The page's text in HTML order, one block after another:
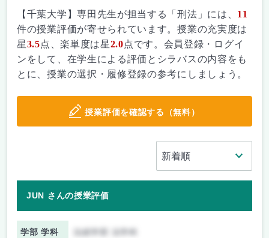
【千葉大学】専田先生が担当する「刑法」には、 11
件の授業評価が寄せられています。授業の充実度は
星3.5点、楽単度は星2.0点です。会員登録・ログイ
ンをして、在学生による評価とシラバスの内容をも
とに、授業の選択・履修登録の参考にしましょう。
授業評価を確認する（無料）
JUN さんの授業評価
学部 学科 法経学部 法学科